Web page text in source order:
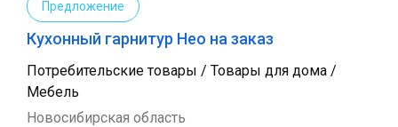
Предложение
Кухонный гарнитур Нео на заказ
Потребительские товары / Товары для дома /
Мебель
Новосибирская область